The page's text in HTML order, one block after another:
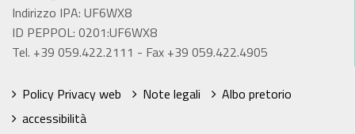
Indirizzo IPA: UF6WX8
ID PEPPOL: 0201:UF6WX8
Tel. +39 059.422.2111 - Fax +39 059.422.4905
Policy Privacy web Note legali
Albo pretorio
accessibilità